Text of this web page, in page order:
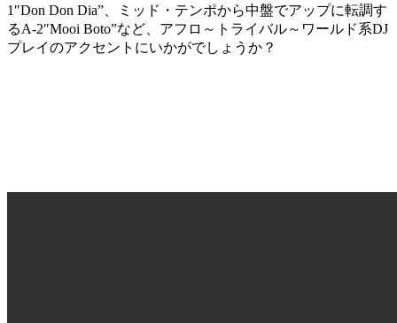
1″Don Don Dia”、ミッド・テンポから中盤でアップに転調す
るA-2″Mooi Boto”など、アフロ～トライバル～ワールド系DJ
プレイのアクセントにいかがでしょうか？